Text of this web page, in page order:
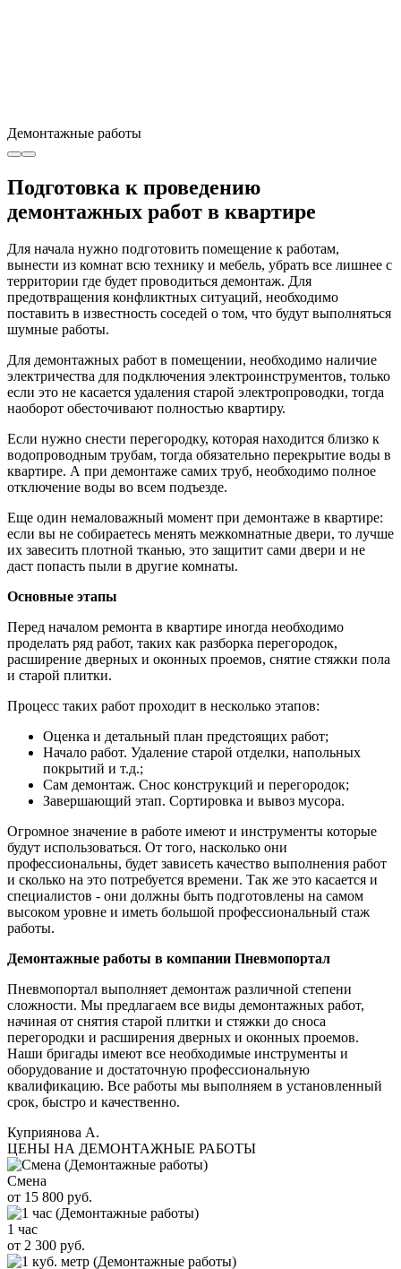
Демонтажные работы
Подготовка к проведению
демонтажных работ в квартире
Для начала нужно подготовить помещение к работам,
вынести из комнат всю технику и мебель, убрать все лишнее с
территории где будет проводиться демонтаж. Для
предотвращения конфликтных ситуаций, необходимо
поставить в известность соседей о том, что будут выполняться
шумные работы.
Для демонтажных работ в помещении, необходимо наличие
электричества для подключения электроинструментов, только
если это не касается удаления старой электропроводки, тогда
наоборот обесточивают полностью квартиру.
Если нужно снести перегородку, которая находится близко к
водопроводным трубам, тогда обязательно перекрытие воды в
квартире. А при демонтаже самих труб, необходимо полное
отключение воды во всем подъезде.
Еще один немаловажный момент при демонтаже в квартире:
если вы не собираетесь менять межкомнатные двери, то лучше
их завесить плотной тканью, это защитит сами двери и не
даст попасть пыли в другие комнаты.
Основные этапы
Перед началом ремонта в квартире иногда необходимо
проделать ряд работ, таких как разборка перегородок,
расширение дверных и оконных проемов, снятие стяжки пола
и старой плитки.
Процесс таких работ проходит в несколько этапов:
Оценка и детальный план предстоящих работ;
Начало работ. Удаление старой отделки, напольных
покрытий и т.д.;
Сам демонтаж. Снос конструкций и перегородок;
Завершающий этап. Сортировка и вывоз мусора.
Огромное значение в работе имеют и инструменты которые
будут использоваться. От того, насколько они
профессиональны, будет зависеть качество выполнения работ
и сколько на это потребуется времени. Так же это касается и
специалистов - они должны быть подготовлены на самом
высоком уровне и иметь большой профессиональный стаж
работы.
Демонтажные работы в компании Пневмопортал
Пневмопортал выполняет демонтаж различной степени
сложности. Мы предлагаем все виды демонтажных работ,
начиная от снятия старой плитки и стяжки до сноса
перегородки и расширения дверных и оконных проемов.
Наши бригады имеют все необходимые инструменты и
оборудование и достаточную профессиональную
квалификацию. Все работы мы выполняем в установленный
срок, быстро и качественно.
Куприянова А.
ЦЕНЫ НА ДЕМОНТАЖНЫЕ РАБОТЫ
Смена
от 15 800 руб.
1 час
от 2 300 руб.